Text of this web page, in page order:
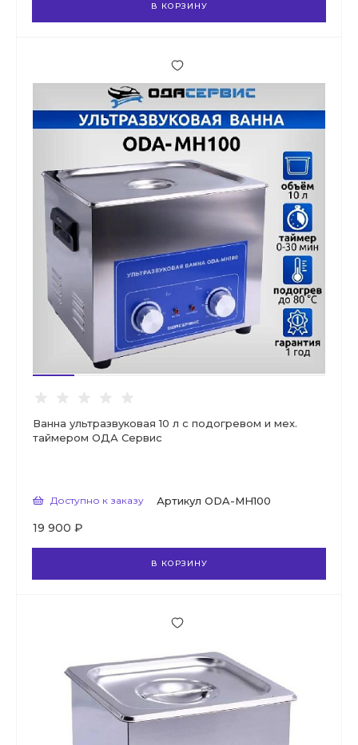
В КОРЗИНУ
Ванна ультразвуковая 10 л с подогревом и мех.
таймером ОДА Сервис
Доступно к заказу Артикул ODA-MH100
19 900 ₽
В КОРЗИНУ